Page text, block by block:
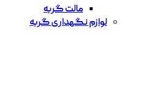
مالت گربه
لوازم نگهداری گربه